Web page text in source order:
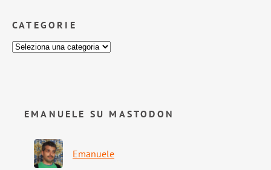
CATEGORIE
EMANUELE SU MASTODON
Emanuele